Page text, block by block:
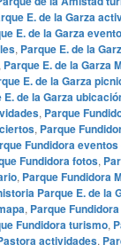
E. de la Garza
E. de la Garza
, Parque E. de la
Parque E. de la Garza
E. de la Garza
E. de la Garza
, Parque
, Parque
Fundidora
Fundidora fotos,
, Parque Fundidora
Parque E. de la
, Parque
Fundidora turismo,
actividades,